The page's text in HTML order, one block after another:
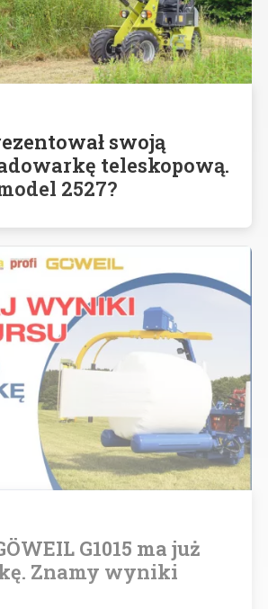
swoją
teleskopową.
2527?
G1015 ma już
Znamy wyniki